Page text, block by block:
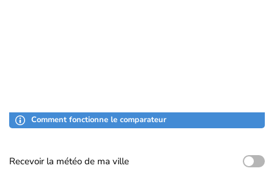
Comment fonctionne le comparateur
Recevoir la météo de ma ville